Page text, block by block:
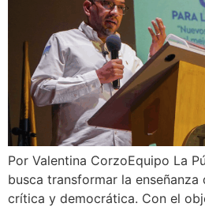
Por Valentina CorzoEquipo La
busca transformar la
crítica y democrática. Con el